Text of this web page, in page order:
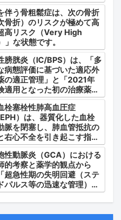
法の適正使用」「画期的な
DDSの動向」の3つの軸か
します。
伴う骨粗鬆症は、次の骨折
骨折）のリスクが極めて高
高リスク（Very High
」な状態です。
膀胱炎（IC/BPS）は、「多
病態評価に基づいた適応外
の適正管理」と「2021年
適用となった初の治療薬で
メチルスルホキシド
）の安全かつ確実な調
用」に集約されます。
栓塞栓性肺高血圧症
）は、器質化した血栓
脈を閉塞し、肺血管抵抗の
右心不全を引き起こす指定
第4群肺高血圧症）です。
性動脈炎（GCA）における
的考察と薬学的観点から
超急性期の失明回避（ステ
パルス等の迅速な管理）」
防止とステロイドの最小化
リズマブやウパダシチニブ
使用）」「長期ステロイド